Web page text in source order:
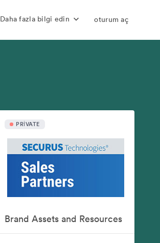
Daha fazla bilgi edin oturum aç
PRIVATE
Brand Assets and Resources